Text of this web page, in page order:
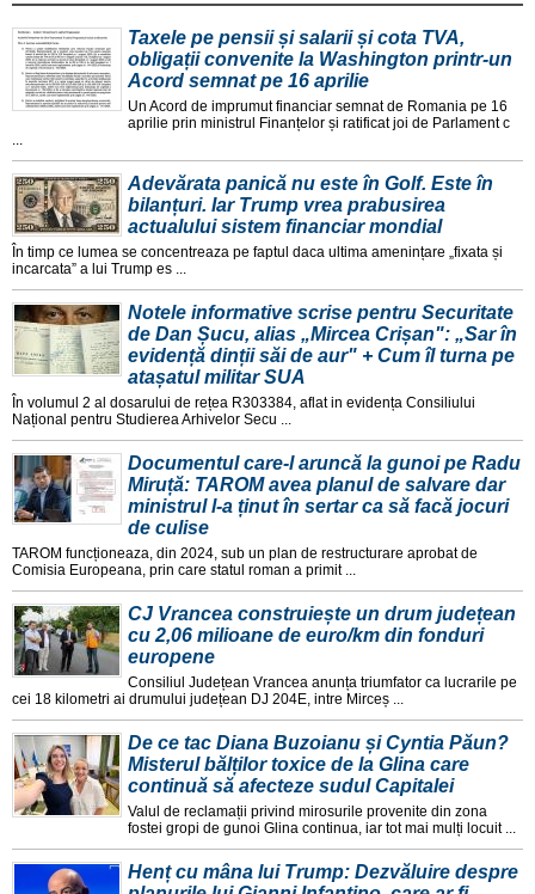
Taxele pe pensii și salarii și cota TVA,
obligații convenite la Washington printr-un
Acord semnat pe 16 aprilie
Un Acord de imprumut financiar semnat de Romania pe 16
aprilie prin ministrul Finanțelor și ratificat joi de Parlament c
...
Adevărata panică nu este în Golf. Este în
bilanțuri. Iar Trump vrea prabusirea
actualului sistem financiar mondial
În timp ce lumea se concentreaza pe faptul daca ultima amenințare „fixata și
incarcata” a lui Trump es ...
Notele informative scrise pentru Securitate
de Dan Șucu, alias „Mircea Crișan": „Sar în
evidență dinții săi de aur" + Cum îl turna pe
atașatul militar SUA
În volumul 2 al dosarului de rețea R303384, aflat in evidența Consiliului
Național pentru Studierea Arhivelor Secu ...
Documentul care-l aruncă la gunoi pe Radu
Miruță: TAROM avea planul de salvare dar
ministrul l-a ținut în sertar ca să facă jocuri
de culise
TAROM funcționeaza, din 2024, sub un plan de restructurare aprobat de
Comisia Europeana, prin care statul roman a primit ...
CJ Vrancea construiește un drum județean
cu 2,06 milioane de euro/km din fonduri
europene
Consiliul Județean Vrancea anunța triumfator ca lucrarile pe
cei 18 kilometri ai drumului județean DJ 204E, intre Mirceș ...
De ce tac Diana Buzoianu și Cyntia Păun?
Misterul bălților toxice de la Glina care
continuă să afecteze sudul Capitalei
Valul de reclamații privind mirosurile provenite din zona
fostei gropi de gunoi Glina continua, iar tot mai mulți locuit ...
Henț cu mâna lui Trump: Dezvăluire despre